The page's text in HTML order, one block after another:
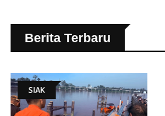
Berita Terbaru
SIAK